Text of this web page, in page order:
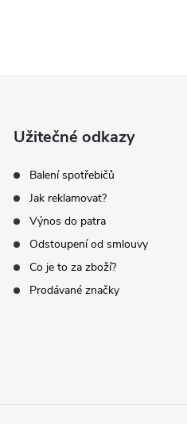
Užitečné odkazy
Balení spotřebičů
Jak reklamovat?
Výnos do patra
Odstoupení od smlouvy
Co je to za zboží?
Prodávané značky